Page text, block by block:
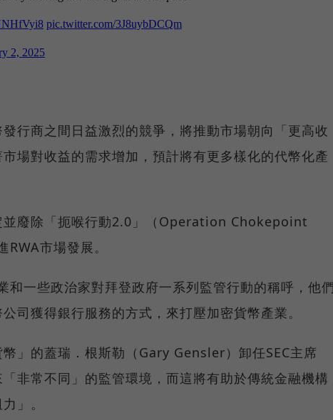
行商之間日益激烈的競爭，將推動市場朝向「更高收
場對收益的需求增加，預計將有更多樣化的代幣化產
並廢除「扼喉行動2.0」（Operation Chokepoint
市場發展。
和一些政治家對拜登政府一系列監管行動的稱呼，他
司獲得銀行服務的方式，來打壓加密貨幣產業。
」的蓋瑞．根斯勒（Gary Gensler）卸任SEC主席
非常不同」的監管環境，而這將有助於傳統金融機構
」。